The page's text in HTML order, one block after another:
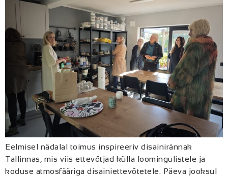
Eelmisel nädalal toimus inspireeriv disainirännak
Tallinnas, mis viis ettevõtjad külla loomingulistele ja
koduse atmosfääriga disainiettevõtetele. Päeva jooksul